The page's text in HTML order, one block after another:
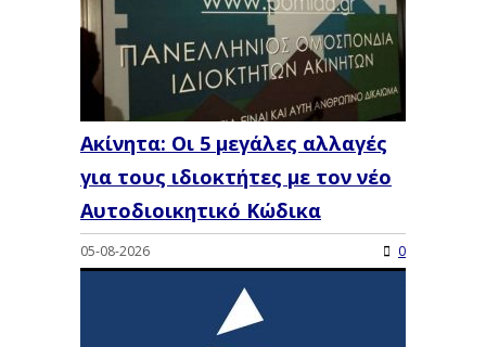
Ακίνητα: Οι 5 μεγάλες αλλαγές
για τους ιδιοκτήτες με τον νέο
Αυτοδιοικητικό Κώδικα
05-08-2026 0